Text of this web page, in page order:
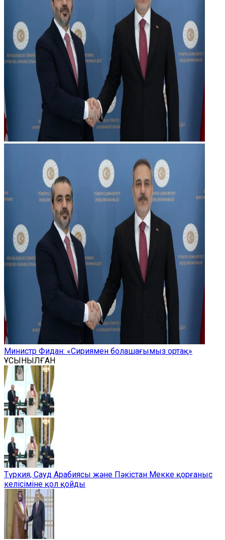
Министр Фидан: «Сириямен болашағымыз ортақ»
ҰСЫНЫЛҒАН
Түркия, Сауд Арабиясы және Пәкістан Мекке қорғаныс
келісіміне қол қойды